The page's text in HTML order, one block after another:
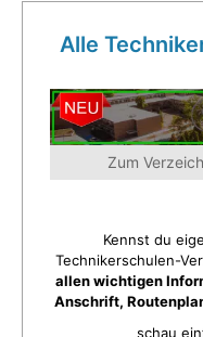
Alle
Zum
Kennst du
Technikerschulen-
allen wichtigen
Anschrift,
schau